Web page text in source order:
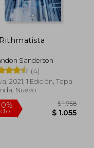
40%
dcto. $
Sanderson
(4)
2021, 1 Edición, Tapa
Nuevo